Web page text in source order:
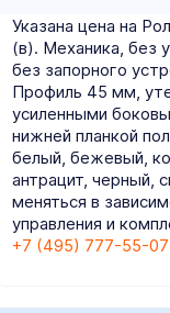
Указана цена на
(в). Механика, без
без запорного
Профиль 45 мм,
усиленными
нижней планкой
белый, бежевый,
антрацит, черный,
меняться в
управления и
+7 (495) 777-55-07